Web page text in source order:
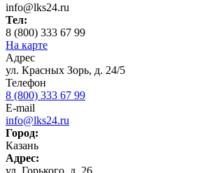
info@lks24.ru
Тел:
8 (800) 333 67 99
На карте
Адрес
ул. Красных Зорь, д. 24/5
Телефон
8 (800) 333 67 99
E-mail
info@lks24.ru
Город:
Казань
Адрес:
ул. Горького, д. 26